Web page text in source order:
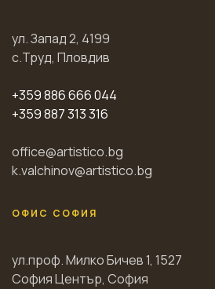
ул. Запад 2, 4199
с.Труд, Пловдив
+359 886 666 044
+359 887 313 316
office@artistico.bg
k.valchinov@artistico.bg
ОФИС СОФИЯ
ул.проф. Милко Бичев 1, 1527
София Център, София